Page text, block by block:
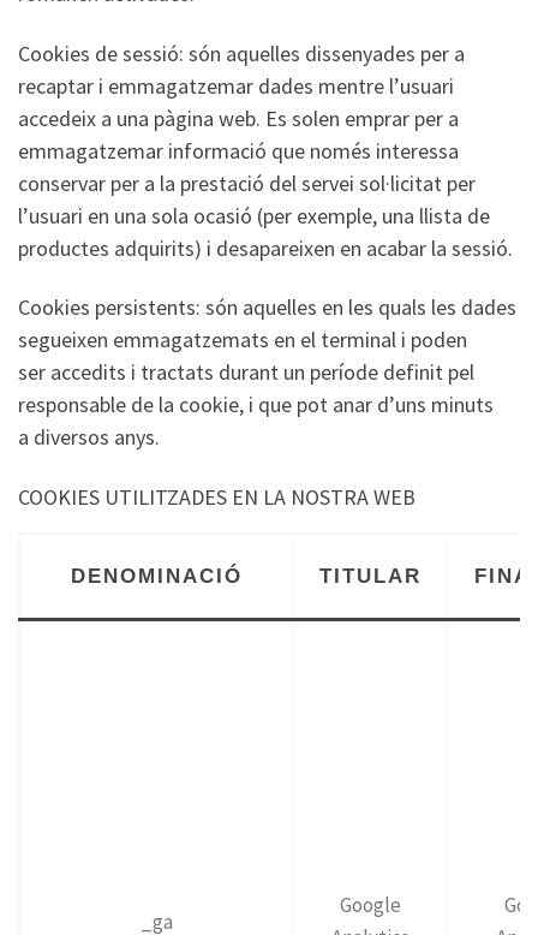
Cookies de sessió: són aquelles dissenyades per a
recaptar i emmagatzemar dades mentre l’usuari
accedeix a una pàgina web. Es solen emprar per a
emmagatzemar informació que només interessa
conservar per a la prestació del servei sol·licitat per
l’usuari en una sola ocasió (per exemple, una llista de
productes adquirits) i desapareixen en acabar la sessió.
Cookies persistents: són aquelles en les quals les dades
segueixen emmagatzemats en el terminal i poden
ser accedits i tractats durant un període definit pel
responsable de la cookie, i que pot anar d’uns minuts
a diversos anys.
COOKIES UTILITZADES EN LA NOSTRA WEB
DENOMINACIÓ TITULAR
_ga
Google